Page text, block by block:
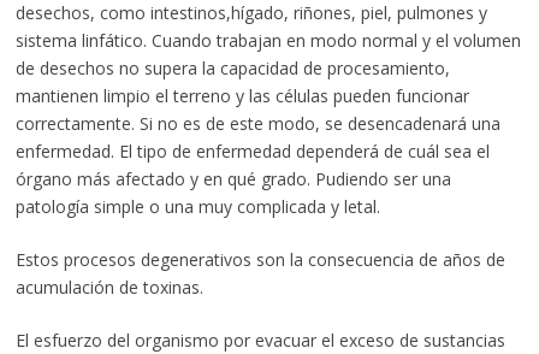
desechos, como intestinos,hígado, riñones, piel, pulmones y
sistema linfático. Cuando trabajan en modo normal y el volumen
de desechos no supera la capacidad de procesamiento,
mantienen limpio el terreno y las células pueden funcionar
correctamente. Si no es de este modo, se desencadenará una
enfermedad. El tipo de enfermedad dependerá de cuál sea el
órgano más afectado y en qué grado. Pudiendo ser una
patología simple o una muy complicada y letal.
Estos procesos degenerativos son la consecuencia de años de
acumulación de toxinas.
El esfuerzo del organismo por evacuar el exceso de sustancias